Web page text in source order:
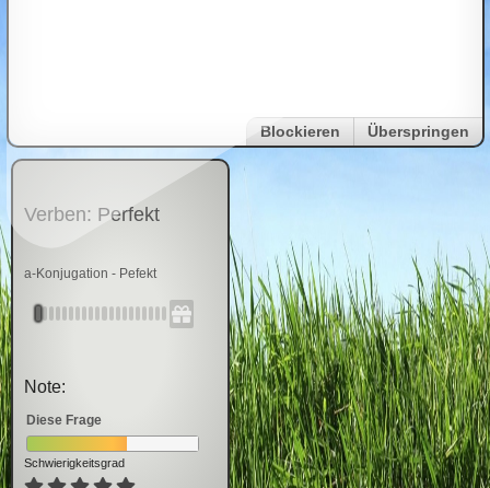
Blockieren Überspringen
Verben: Perfekt
a-Konjugation - Pefekt
Note:
Diese Frage
Schwierigkeitsgrad